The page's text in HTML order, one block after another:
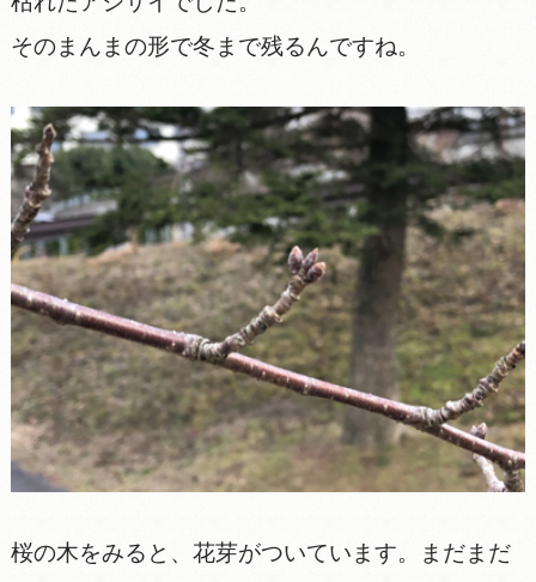
そのまんまの形で冬まで残るんですね。
桜の木をみると、花芽がついています。まだまだ